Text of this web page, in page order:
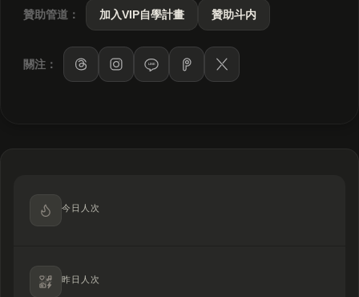
贊助管道： 加入VIP自學計畫 贊助斗内
關注： LINE
今日人次
昨日人次